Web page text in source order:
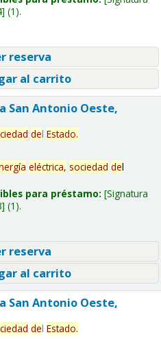
(1).
reserva
al carrito
San Antonio Oeste,
del Estado.
eléctrica, sociedad del
para préstamo: Signatura
(1).
reserva
al carrito
San Antonio Oeste,
del Estado.